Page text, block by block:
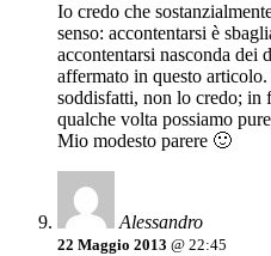
Io credo che
senso: accontentarsi è
accontentarsi nasconda dei
affermato in questo
soddisfatti, non lo credo; in
qualche volta possiamo
Mio modesto parere 🙂
Alessandro
22 Maggio 2013 @ 22:45